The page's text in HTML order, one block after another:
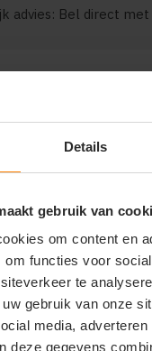
Details
gebruik van
om content en
om functies voor
te
gebruik van onze
media,
deze gegevens
advies: Bel direct
wordt geleverd in
bij de javelin,
(vest), hiker,
(vest), overhead,